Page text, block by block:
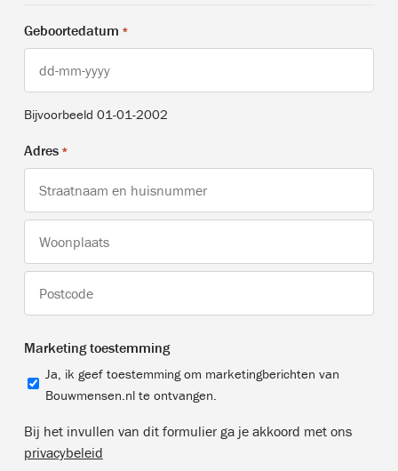
Geboortedatum *
DD
MM
dash
JJJJ
Bijvoorbeeld 01-01-2002
Adres *
Adres
Woonplaats
Marketing toestemming
Ja, ik geef toestemming om marketingberichten van
Bouwmensen.nl te ontvangen.
Bij het invullen van dit formulier ga je akkoord met ons
privacybeleid